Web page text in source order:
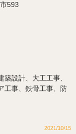
593
設計、大工工事、
工事、鉄骨工事、防
2021/10/15